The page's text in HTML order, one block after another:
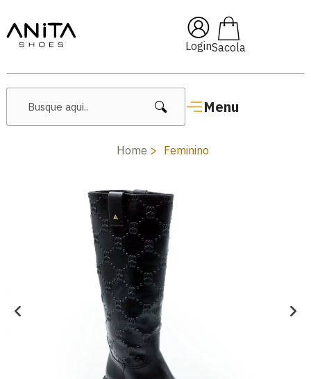
Login
Menu
🔥 Lançamentos Femininos
Home Feminino